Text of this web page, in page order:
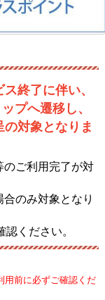
終了に伴い、
プへ遷移し、
対象となりま
ご利用完了が対
のみ対象となり
認ください。
用前に必ずご確認くだ